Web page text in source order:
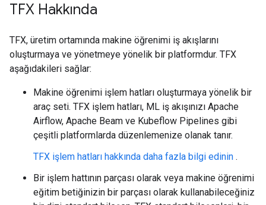
TFX Hakkında
TFX, üretim ortamında makine öğrenimi iş akışlarını
oluşturmaya ve yönetmeye yönelik bir platformdur. TFX
aşağıdakileri sağlar:
Makine öğrenimi işlem hatları oluşturmaya yönelik bir
araç seti. TFX işlem hatları, ML iş akışınızı Apache
Airflow, Apache Beam ve Kubeflow Pipelines gibi
çeşitli platformlarda düzenlemenize olanak tanır.
TFX işlem hatları hakkında daha fazla bilgi edinin .
Bir işlem hattının parçası olarak veya makine öğrenimi
eğitim betiğinizin bir parçası olarak kullanabileceğiniz